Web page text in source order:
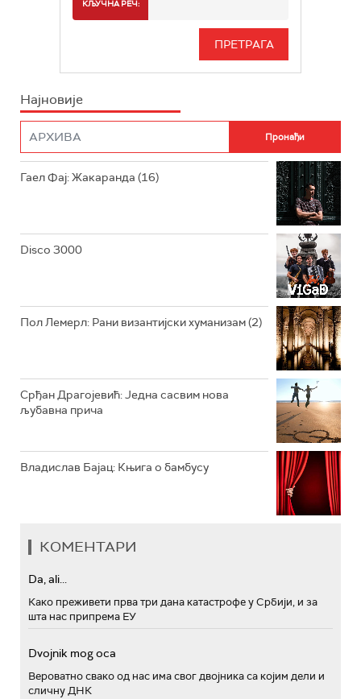
РАДИО БЕОГРАД 3
РАДИО РОКЕНРОЛЕР
ИНФО
КЉУЧНА РЕЧ:
Најновије
Гаел Фај: Жакаранда (16)
Disco 3000
Пол Лемерл: Рани византијски хуманизам (2)
Срђан Драгојевић: Једна сасвим нова
љубавна прича
Владислав Бајац: Књига о бамбусу
КОМЕНТАРИ
Da, ali...
Како преживети прва три дана катастрофе у Србији, и за
шта нас припрема ЕУ
Dvojnik mog oca
Вероватно свако од нас има свог двојника са којим дели и
сличну ДНК